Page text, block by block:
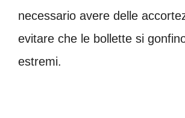
necessario avere delle
evitare che le bollette si
estremi.